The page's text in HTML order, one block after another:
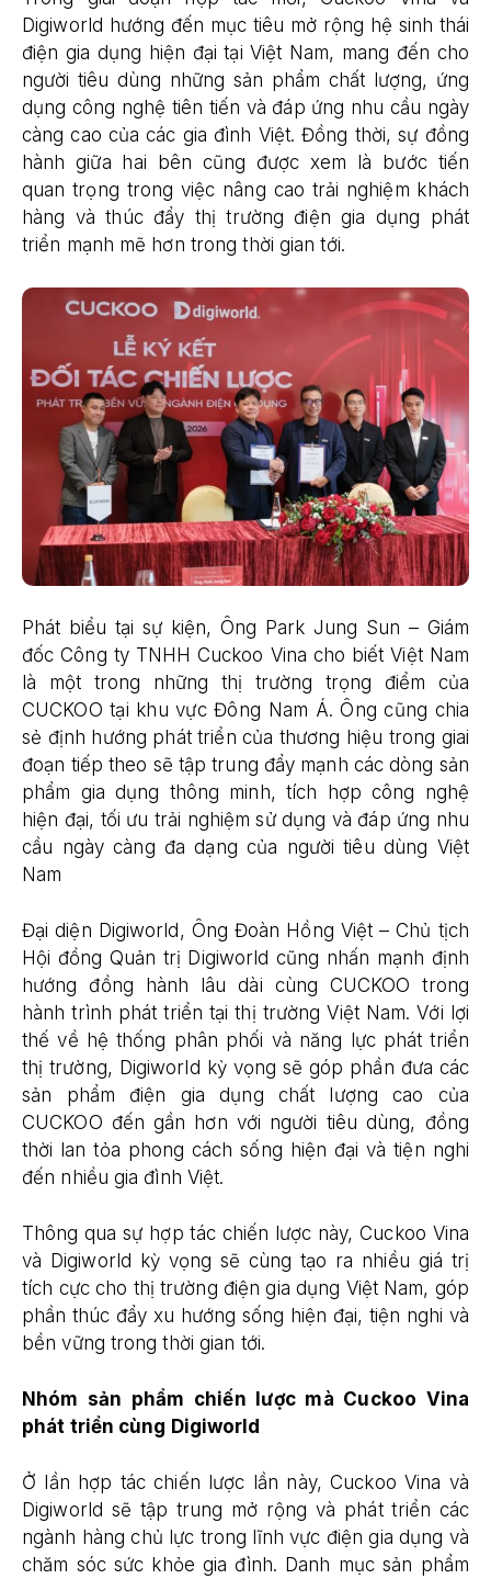
Digiworld hướng đến mục tiêu mở rộng hệ sinh thái
điện gia dụng hiện đại tại Việt Nam, mang đến cho
người tiêu dùng những sản phẩm chất lượng, ứng
dụng công nghệ tiên tiến và đáp ứng nhu cầu ngày
càng cao của các gia đình Việt. Đồng thời, sự đồng
hành giữa hai bên cũng được xem là bước tiến
quan trọng trong việc nâng cao trải nghiệm khách
hàng và thúc đẩy thị trường điện gia dụng phát
triển mạnh mẽ hơn trong thời gian tới.
Phát biểu tại sự kiện, Ông Park Jung Sun – Giám
đốc Công ty TNHH Cuckoo Vina cho biết Việt Nam
là một trong những thị trường trọng điểm của
CUCKOO tại khu vực Đông Nam Á. Ông cũng chia
sẻ định hướng phát triển của thương hiệu trong giai
đoạn tiếp theo sẽ tập trung đẩy mạnh các dòng sản
phẩm gia dụng thông minh, tích hợp công nghệ
hiện đại, tối ưu trải nghiệm sử dụng và đáp ứng nhu
cầu ngày càng đa dạng của người tiêu dùng Việt
Nam
Đại diện Digiworld, Ông Đoàn Hồng Việt – Chủ tịch
Hội đồng Quản trị Digiworld cũng nhấn mạnh định
hướng đồng hành lâu dài cùng CUCKOO trong
hành trình phát triển tại thị trường Việt Nam. Với lợi
thế về hệ thống phân phối và năng lực phát triển
thị trường, Digiworld kỳ vọng sẽ góp phần đưa các
sản phẩm điện gia dụng chất lượng cao của
CUCKOO đến gần hơn với người tiêu dùng, đồng
thời lan tỏa phong cách sống hiện đại và tiện nghi
đến nhiều gia đình Việt.
Thông qua sự hợp tác chiến lược này, Cuckoo Vina
và Digiworld kỳ vọng sẽ cùng tạo ra nhiều giá trị
tích cực cho thị trường điện gia dụng Việt Nam, góp
phần thúc đẩy xu hướng sống hiện đại, tiện nghi và
bền vững trong thời gian tới.
Nhóm sản phẩm chiến lược mà Cuckoo Vina
phát triển cùng Digiworld
Ở lần hợp tác chiến lược lần này, Cuckoo Vina và
Digiworld sẽ tập trung mở rộng và phát triển các
ngành hàng chủ lực trong lĩnh vực điện gia dụng và
chăm sóc sức khỏe gia đình. Danh mục sản phẩm